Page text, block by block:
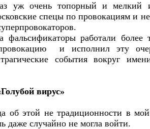
уж очень топорный и мелкий
спецы по провокациям и
работали
и исполнил эту
события вокруг
вирус»
об этой не традиционности в
даже случайно не могла войти.